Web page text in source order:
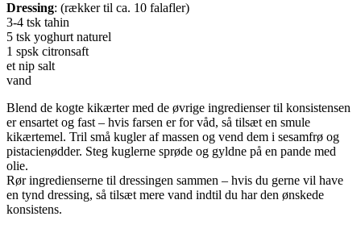
Dressing: (rækker til ca. 10 falafler)
3-4 tsk tahin
5 tsk yoghurt naturel
1 spsk citronsaft
et nip salt
vand
Blend de kogte kikærter med de øvrige ingredienser til konsistensen
er ensartet og fast – hvis farsen er for våd, så tilsæt en smule
kikærtemel. Tril små kugler af massen og vend dem i sesamfrø og
pistacienødder. Steg kuglerne sprøde og gyldne på en pande med
olie.
Rør ingredienserne til dressingen sammen – hvis du gerne vil have
en tynd dressing, så tilsæt mere vand indtil du har den ønskede
konsistens.